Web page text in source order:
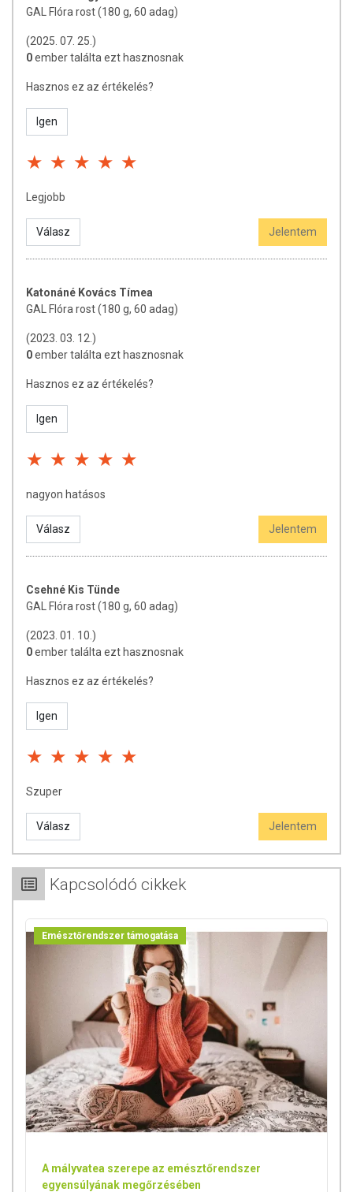
GAL Flóra rost (180 g, 60 adag)
(2025. 07. 25.)
0ember találta ezt hasznosnak
Hasznos ez az értékelés?
Igen
Legjobb
Válasz Jelentem
Katonáné Kovács Tímea
GAL Flóra rost (180 g, 60 adag)
(2023. 03. 12.)
0ember találta ezt hasznosnak
Hasznos ez az értékelés?
Igen
nagyon hatásos
Válasz Jelentem
Csehné Kis Tünde
GAL Flóra rost (180 g, 60 adag)
(2023. 01. 10.)
0ember találta ezt hasznosnak
Hasznos ez az értékelés?
Igen
Szuper
Válasz Jelentem
Kapcsolódó cikkek
Emésztőrendszer támogatása
A mályvatea szerepe az emésztőrendszer
egyensúlyának megőrzésében